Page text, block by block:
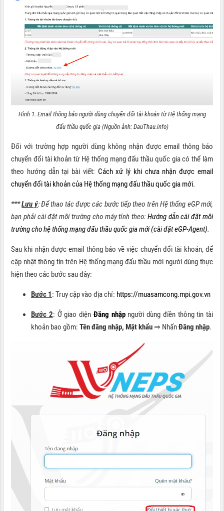
Hình 1. Email thông báo người dùng chuyển đổi tài khoản từ Hệ thống mạng
đấu thầu quốc gia (Nguồn ảnh: DauThau.info)
Đối với trường hợp người dùng không nhận được email thông báo
chuyển đổi tài khoản từ Hệ thống mạng đấu thầu quốc gia có thể làm
theo hướng dẫn tại bài viết: Cách xử lý khi chưa nhận được email
chuyển đổi tài khoản của Hệ thống mạng đấu thầu quốc gia mới.
***Lưu ý: Để thao tác được các bước tiếp theo trên Hệ thống eGP mới,
bạn phải cài đặt môi trường cho máy tính theo: Hướng dẫn cài đặt môi
trường cho hệ thống mạng đấu thầu quốc gia mới (cài đặt eGP-Agent).
Sau khi nhận được email thông báo về việc chuyển đổi tài khoản, để
cập nhật thông tin trên Hệ thống mạng đấu thầu mới người dùng thực
hiện theo các bước sau đây:
Bước 1: Truy cập vào địa chỉ: https://muasamcong.mpi.gov.vn
Bước 2: Ở giao diện Đăng nhậpngười dùng điền thông tin tài
khoản bao gồm: Tên đăng nhập, Mật khẩu⇒ NhấnĐăng nhập.